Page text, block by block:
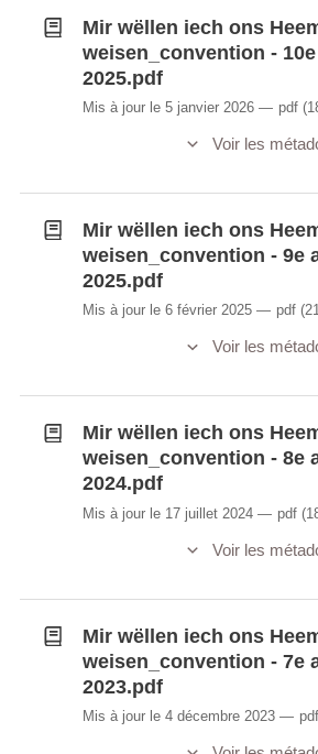
Mir wëllen iech ons
weisen_convention -
2025.pdf
Mis à jour le 5 janvier 2026 pdf
Voir les
Mir wëllen iech ons
weisen_convention - 9e
2025.pdf
Mis à jour le 6 février 2025 pdf
Voir les
Mir wëllen iech ons
weisen_convention - 8e
2024.pdf
Mis à jour le 17 juillet 2024 pdf
Voir les
Mir wëllen iech ons
weisen_convention - 7e
2023.pdf
Mis à jour le 4 décembre 2023 pdf